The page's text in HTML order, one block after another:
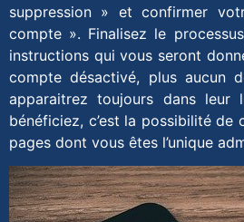
suppression » et confirmer
compte ». Finalisez le
instructions qui vous seront
compte désactivé, plus aucun
apparaitrez toujours dans
bénéficiez, c’est la possibilité
pages dont vous êtes l’unique